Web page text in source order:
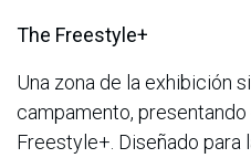
The Freestyle+
Una zona de la exhibición
campamento,
Freestyle+. Diseñado para